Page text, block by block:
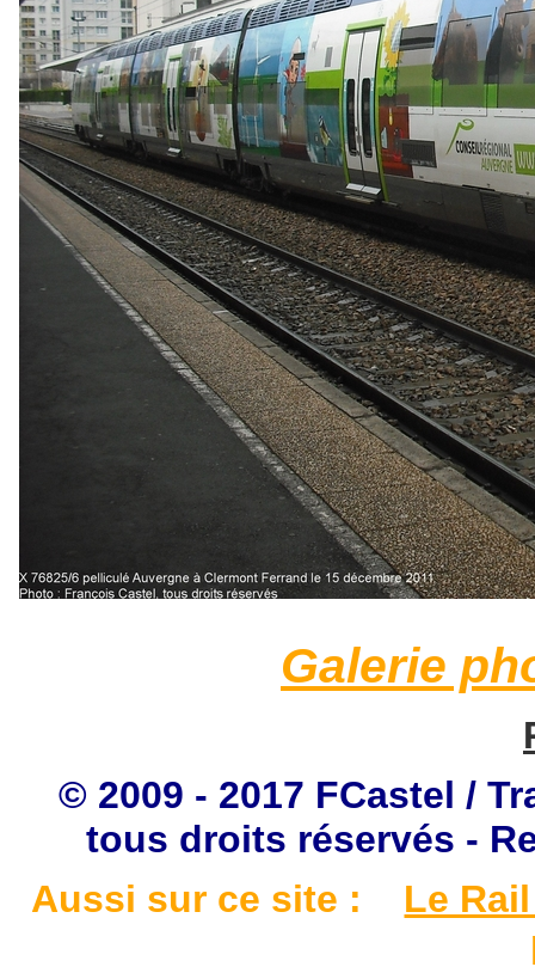
Galerie
© 2009 - 2017 FCastel /
tous droits réservés -
Aussi sur ce site :
Le